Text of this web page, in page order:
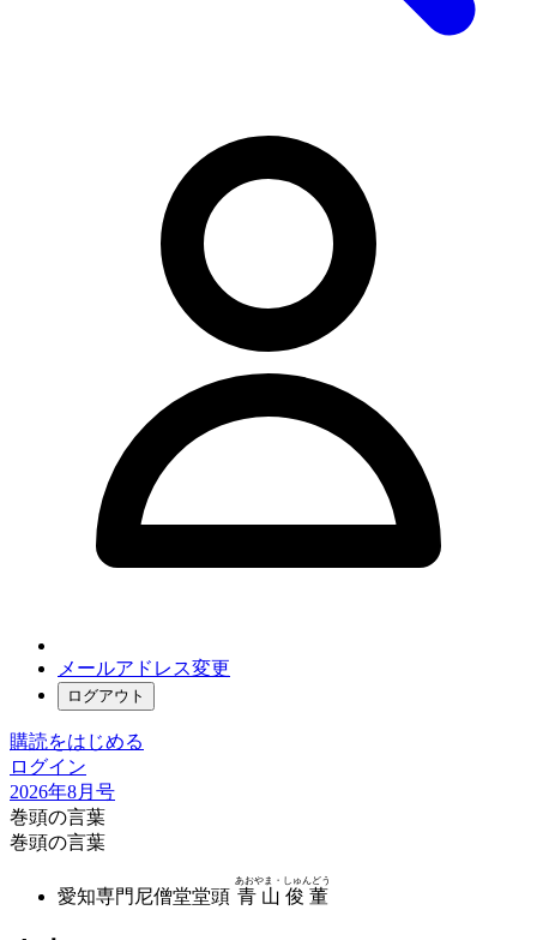
メールアドレス変更
ログアウト
購読をはじめる
ログイン
2026年8月号
巻頭の言葉
巻頭の言葉
愛知専門尼僧堂堂頭 青山俊董
あおやま・しゅんどう